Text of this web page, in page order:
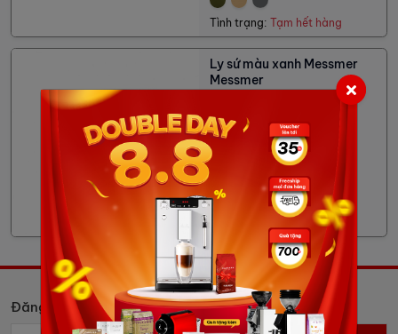
Tình trạng: Tạm hết hàng
Ly sứ màu xanh Messmer
Messmer
77,564đ
Hết hàng
Đăng ký nhận tin